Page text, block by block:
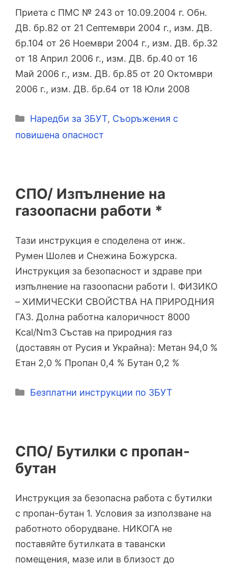
Приета с ПМС № 243 от 10.09.2004 г. Обн.
ДВ. бр.82 от 21 Септември 2004 г., изм. ДВ.
бр.104 от 26 Ноември 2004 г., изм. ДВ. бр.32
от 18 Април 2006 г., изм. ДВ. бр.40 от 16
Май 2006 г., изм. ДВ. бр.85 от 20 Октомври
2006 г., изм. ДВ. бр.64 от 18 Юли 2008
Категории
Наредби за ЗБУТ, Съоръжения с
повишена опасност
СПО/ Изпълнение на
газоопасни работи *
Тази инструкция е споделена от инж.
Румен Шолев и Снежина Божурска.
Инструкция за безопасност и здраве при
изпълнение на газоопасни работи I. ФИЗИКО
– ХИМИЧЕСКИ СВОЙСТВА НА ПРИРОДНИЯ
ГАЗ. Долна работна калоричност 8000
Kcal/Nm3 Състав на природния газ
(доставян от Русия и Украйна): Метан 94,0 %
Етан 2,0 % Пропан 0,4 % Бутан 0,2 %
Категории
Безплатни инструкции по ЗБУТ
СПО/ Бутилки с пропан-
бутан
Инструкция за безопасна работа с бутилки
с пропан-бутан 1. Условия за използване на
работното оборудване. НИКОГА не
поставяйте бутилката в тавански
помещения, мазе или в близост до